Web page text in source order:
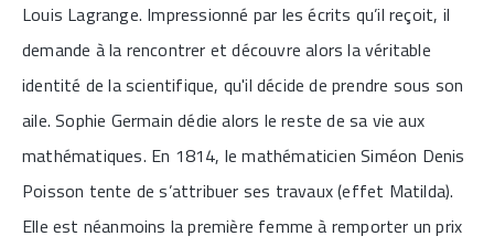
Louis Lagrange. Impressionné par les écrits qu’il reçoit, il
demande à la rencontrer et découvre alors la véritable
identité de la scientifique, qu'il décide de prendre sous son
aile. Sophie Germain dédie alors le reste de sa vie aux
mathématiques. En 1814, le mathématicien Siméon Denis
Poisson tente de s’attribuer ses travaux (effet Matilda).
Elle est néanmoins la première femme à remporter un prix